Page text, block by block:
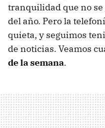
tranquilidad que no
del año. Pero la
quieta, y seguimos
de noticias. Veamos
de la semana.